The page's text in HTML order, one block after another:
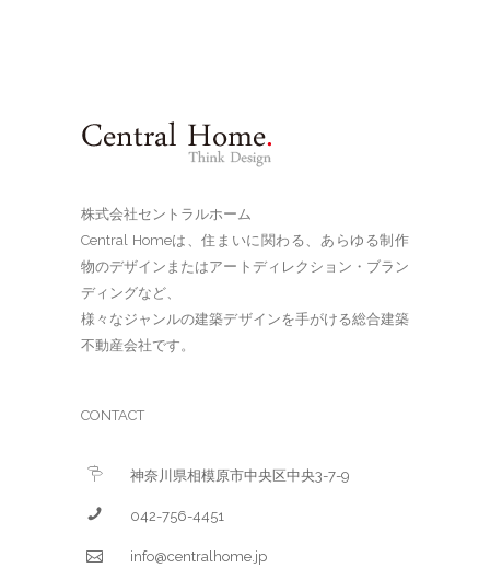
株式会社セントラルホーム
Central Homeは、住まいに関わる、あらゆる制作
物のデザインまたはアートディレクション・ブラン
ディングなど、
様々なジャンルの建築デザインを手がける総合建築
不動産会社です。
CONTACT
神奈川県相模原市中央区中央3-7-9
042-756-4451
info@centralhome.jp